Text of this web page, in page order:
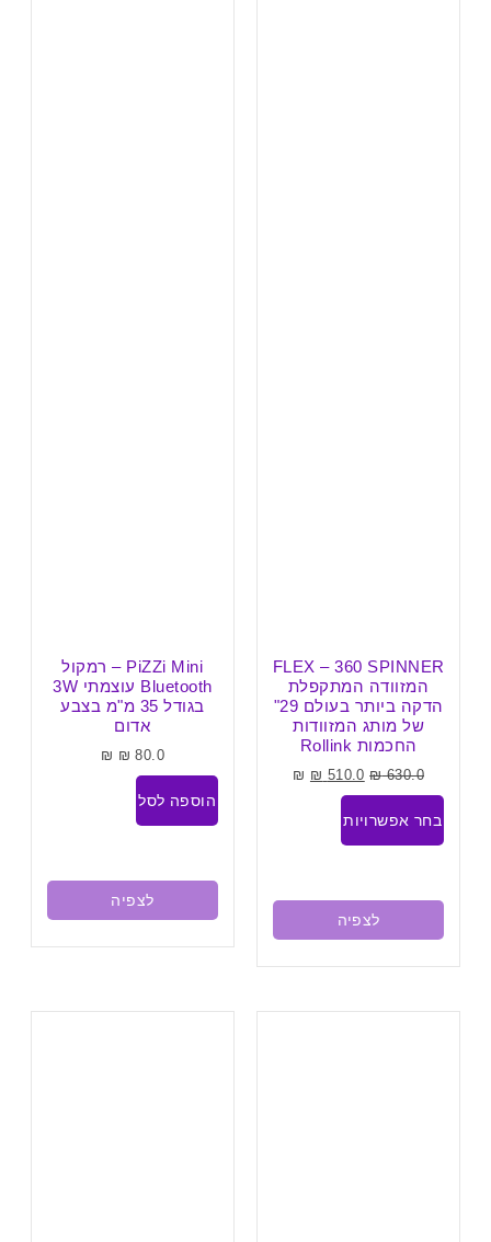
FLEX – 360 SPINNER
המזוודה המתקפלת
הדקה ביותר בעולם 29"
של מותג המזוודות
החכמות Rollink
630.0
₪
510.0
₪
₪
בחר אפשרויות
לצפיה
PiZZi Mini – רמקול
Bluetooth עוצמתי 3W
בגודל 35 מ"מ בצבע
אדום
80.0
₪
₪
הוספה לסל
לצפיה